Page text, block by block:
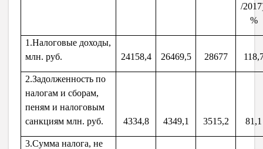
/
%
1.Налоговые доходы,
млн. руб.
24158,4 26469,5 28677
2.Задолженность по
налогам и сборам,
пеням и налоговым
санкциям млн. руб.
4334,8 4349,1 3515,2 81,1
3.Сумма налога, не